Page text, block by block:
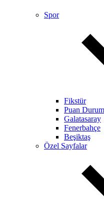
Spor
Fikstür
Puan
Galatasaray
Fenerbahçe
Beşiktaş
Özel Sayfalar